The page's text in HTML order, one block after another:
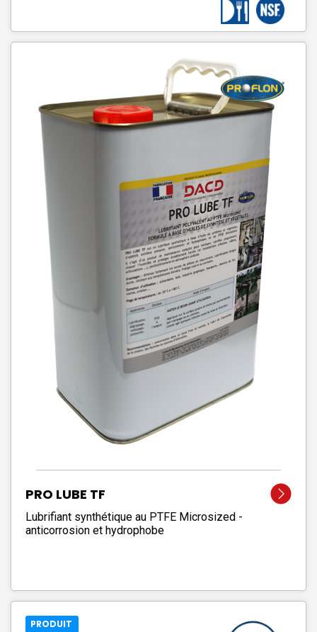
PRO LUBE TF
Lubrifiant synthétique au PTFE Microsized -
anticorrosion et hydrophobe
PRODUIT